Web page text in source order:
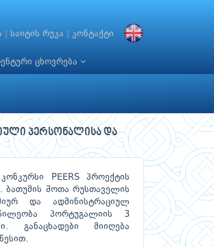
საიტის რუკა კონტაქტი
ცხოვრება
პერსონალისა და
PEERS პროექტის
შოთა რუსთაველის
და ადმინისტრაციულ
პორტუგალიის 3
განაცხადები მიიღება